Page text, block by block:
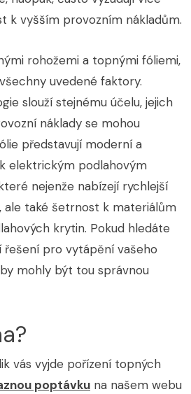
k vyšším provozním nákladům.
rohožemi a topnými fóliemi,
uvedené faktory.
slouží stejnému účelu, jejich
náklady se mohou
představují moderní a
elektrickým podlahovým
nejenže nabízejí rychlejší
ale také šetrnost k materiálům
krytin. Pokud hledáte
pro vytápění vašeho
mohly být tou správnou
vás vyjde pořízení topných
poptávku na našem webu